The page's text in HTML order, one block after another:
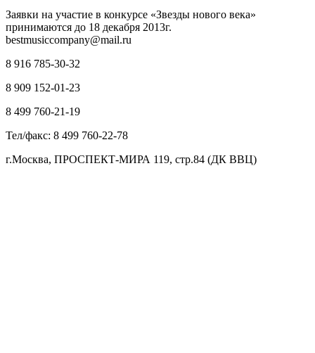
Заявки на участие в конкурсе «Звезды нового века»
принимаются до 18 декабря 2013г.
bestmusiccompany@mail.ru
8 916 785-30-32
8 909 152-01-23
8 499 760-21-19
Тел/факс: 8 499 760-22-78
г.Москва, ПРОСПЕКТ-МИРА 119, стр.84 (ДК ВВЦ)